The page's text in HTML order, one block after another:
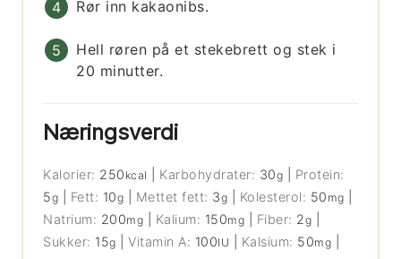
Rør inn kakaonibs.
Hell røren på et stekebrett og stek i
20 minutter.
Næringsverdi
Kalorier: 250 kcal Karbohydrater: 30g
Protein:
5g Fett: 10g Mettet fett: 3g Kolesterol: 50 mg
Natrium: 200mg Kalium: 150mg Fiber: 2g
Sukker: 15g |Vitamin A: 100IU Kalsium: 50mg